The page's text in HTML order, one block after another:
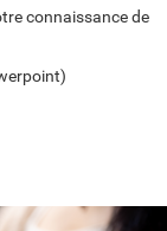
connaissance de